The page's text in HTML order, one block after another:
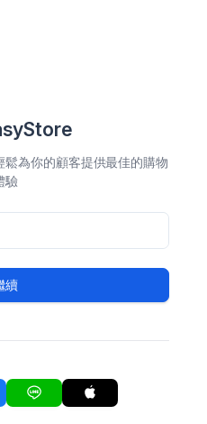
為你的顧客提供最佳的購物
驗
續